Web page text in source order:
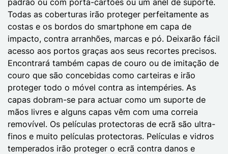
Todas as coberturas irão proteger perfeitamente as
costas e os bordos do smartphone em capa de
impacto, contra arranhões, marcas e pó. Deixarão fácil
acesso aos portos graças aos seus recortes precisos.
Encontrará também capas de couro ou de imitação de
couro que são concebidas como carteiras e irão
proteger todo o móvel contra as intempéries. As
capas dobram-se para actuar como um suporte de
mãos livres e alguns capas vêm com uma correia
removível. Os películas protectoras de ecrã são ultra-
finos e muito películas protectoras. Películas e vidros
temperados irão proteger o ecrã contra danos e